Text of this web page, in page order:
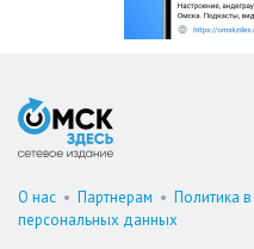
О нас • Партнерам • Политика
персональных данных